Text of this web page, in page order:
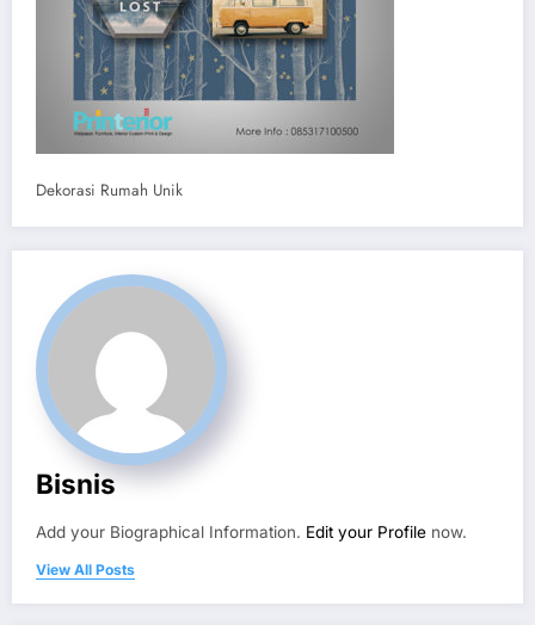
Dekorasi Rumah Unik
Bisnis
Add your Biographical Information. Edit your Profile now.
View All Posts